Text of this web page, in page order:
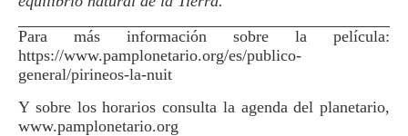
Para más información sobre la película:
https://www.pamplonetario.org/es/publico-
general/pirineos-la-nuit
Y sobre los horarios consulta la agenda del planetario,
www.pamplonetario.org